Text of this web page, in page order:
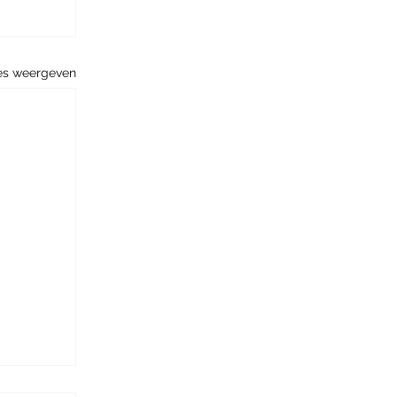
weergeven